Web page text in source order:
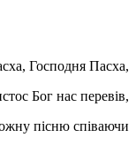
Господня Пасха,
Бог нас перевів,
пісню співаючи